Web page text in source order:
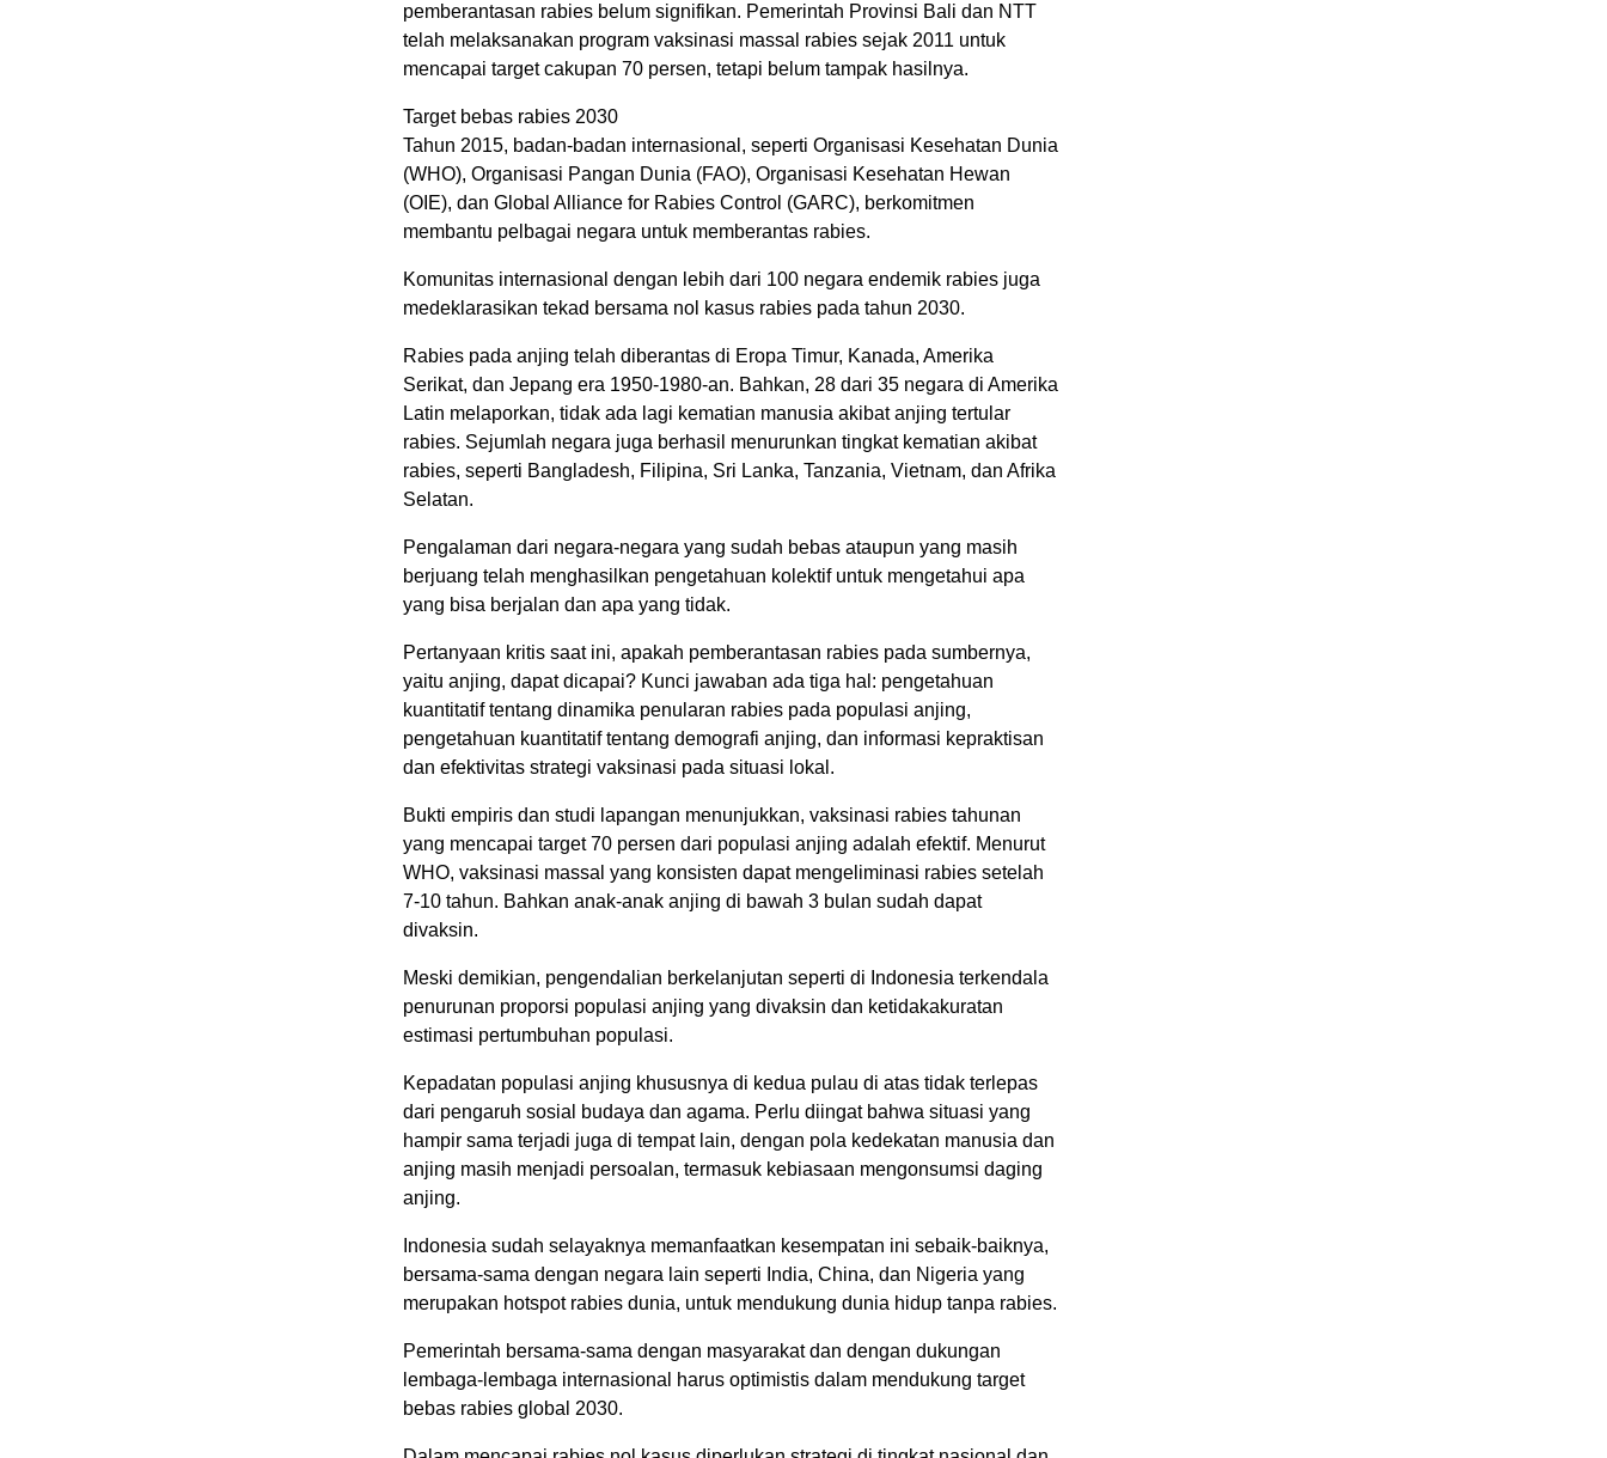
pemberantasan rabies belum signifikan. Pemerintah Provinsi Bali dan NTT
telah melaksanakan program vaksinasi massal rabies sejak 2011 untuk
mencapai target cakupan 70 persen, tetapi belum tampak hasilnya.
Target bebas rabies 2030
Tahun 2015, badan-badan internasional, seperti Organisasi Kesehatan Dunia
(WHO), Organisasi Pangan Dunia (FAO), Organisasi Kesehatan Hewan
(OIE), dan Global Alliance for Rabies Control (GARC), berkomitmen
membantu pelbagai negara untuk memberantas rabies.
Komunitas internasional dengan lebih dari 100 negara endemik rabies juga
medeklarasikan tekad bersama nol kasus rabies pada tahun 2030.
Rabies pada anjing telah diberantas di Eropa Timur, Kanada, Amerika
Serikat, dan Jepang era 1950-1980-an. Bahkan, 28 dari 35 negara di Amerika
Latin melaporkan, tidak ada lagi kematian manusia akibat anjing tertular
rabies. Sejumlah negara juga berhasil menurunkan tingkat kematian akibat
rabies, seperti Bangladesh, Filipina, Sri Lanka, Tanzania, Vietnam, dan Afrika
Selatan.
Pengalaman dari negara-negara yang sudah bebas ataupun yang masih
berjuang telah menghasilkan pengetahuan kolektif untuk mengetahui apa
yang bisa berjalan dan apa yang tidak.
Pertanyaan kritis saat ini, apakah pemberantasan rabies pada sumbernya,
yaitu anjing, dapat dicapai? Kunci jawaban ada tiga hal: pengetahuan
kuantitatif tentang dinamika penularan rabies pada populasi anjing,
pengetahuan kuantitatif tentang demografi anjing, dan informasi kepraktisan
dan efektivitas strategi vaksinasi pada situasi lokal.
Bukti empiris dan studi lapangan menunjukkan, vaksinasi rabies tahunan
yang mencapai target 70 persen dari populasi anjing adalah efektif. Menurut
WHO, vaksinasi massal yang konsisten dapat mengeliminasi rabies setelah
7-10 tahun. Bahkan anak-anak anjing di bawah 3 bulan sudah dapat
divaksin.
Meski demikian, pengendalian berkelanjutan seperti di Indonesia terkendala
penurunan proporsi populasi anjing yang divaksin dan ketidakakuratan
estimasi pertumbuhan populasi.
Kepadatan populasi anjing khususnya di kedua pulau di atas tidak terlepas
dari pengaruh sosial budaya dan agama. Perlu diingat bahwa situasi yang
hampir sama terjadi juga di tempat lain, dengan pola kedekatan manusia dan
anjing masih menjadi persoalan, termasuk kebiasaan mengonsumsi daging
anjing.
Indonesia sudah selayaknya memanfaatkan kesempatan ini sebaik-baiknya,
bersama-sama dengan negara lain seperti India, China, dan Nigeria yang
merupakan hotspot rabies dunia, untuk mendukung dunia hidup tanpa rabies.
Pemerintah bersama-sama dengan masyarakat dan dengan dukungan
lembaga-lembaga internasional harus optimistis dalam mendukung target
bebas rabies global 2030.